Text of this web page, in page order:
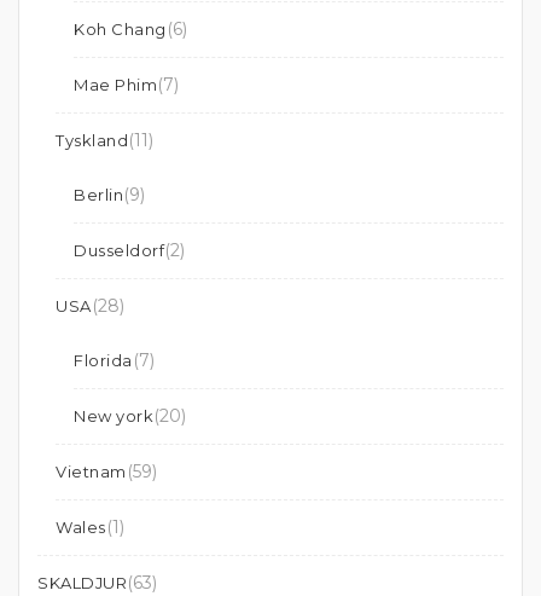
Koh Chang (6)
Mae Phim(7)
Tyskland(11)
Berlin(9)
Dusseldorf(2)
USA(28)
Florida (7)
New york(20)
Vietnam (59)
Wales(1)
SKALDJUR(63)